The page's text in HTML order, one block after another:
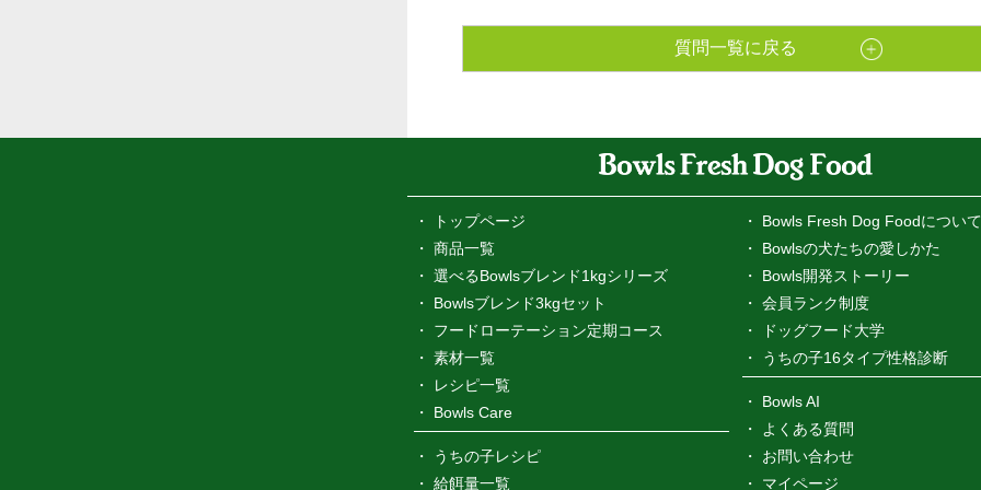
質問一覧に戻る
トップページ
商品一覧
選べるBowlsブレンド1kgシリーズ
Bowlsブレンド3kgセット
フードローテーション定期コース
素材一覧
レシピ一覧
Bowls Care
うちの子レシピ
給餌量一覧
Bowls Fresh Dog Foodについて
Bowlsの犬たちの愛しかた
Bowls開発ストーリー
会員ランク制度
ドッグフード大学
うちの子16タイプ性格診断
Bowls AI
よくある質問
お問い合わせ
マイページ